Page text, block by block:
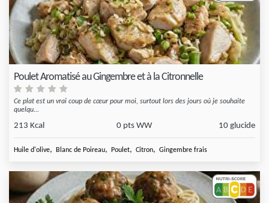
Poulet Aromatisé au Gingembre et à la Citronnelle
Ce plat est un vrai coup de cœur pour moi, surtout lors des jours où je souhaite
quelqu...
213 Kcal 0 pts WW 10 glucide
Huile d'olive, Blanc de Poireau, Poulet, Citron, Gingembre frais